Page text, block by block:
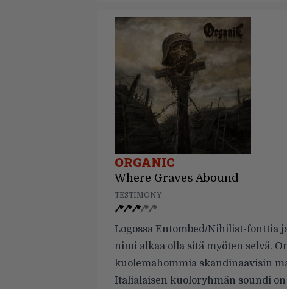
ORGANIC
Where Graves Abound
TESTIMONY
Logossa Entombed/Nihilist-fonttia
nimi alkaa olla sitä myöten selvä.
kuolemahommia skandinaavisin
Italialaisen kuoloryhmän soundi